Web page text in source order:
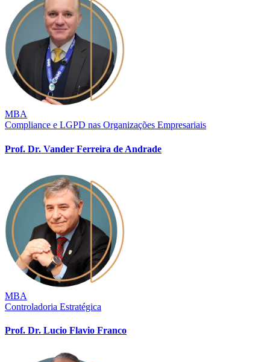
MBA
Compliance e LGPD nas Organizações Empresariais
Prof. Dr. Vander Ferreira de Andrade
MBA
Controladoria Estratégica
Prof. Dr. Lucio Flavio Franco